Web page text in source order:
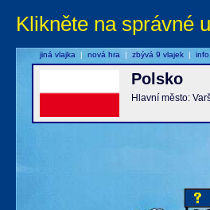
Klikněte na správné
Polsko
Hlavní město:
jiná vlajka | nová hra | zbývá 9 vlajek | info